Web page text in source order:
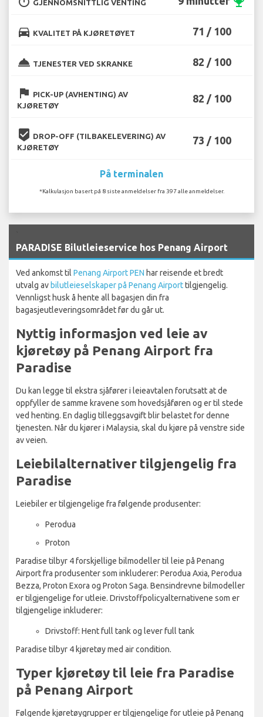
GJENNOMSNITTLIG VENTING
directions_car KVALITET PÅ KJØRETØYET 71 / 100
room_service TJENESTER VED SKRANKE 82 / 100
flag PICK-UP (AVHENTING) AV
KJØRETØY
82 / 100
beenhere DROP-OFF (TILBAKELEVERING) AV
KJØRETØY
73 / 100
På terminalen
*Kalkulasjon basert på 8 siste anmeldelser fra 397 alle anmeldelser.
PARADISE Bilutleieservice hos Penang Airport
Ved ankomst til Penang Airport PEN har reisende et bredt
utvalg avbilutleieselskaper på Penang Airporttilgjengelig.
Vennligst husk å hente all bagasjen din fra
bagasjeutleveringsområdet før du går ut.
Nyttig informasjon ved leie av
kjøretøy på Penang Airport fra
Paradise
Du kan legge til ekstra sjåfører i leieavtalen forutsatt at de
oppfyller de samme kravene som hovedsjåføren og er til stede
ved henting. En daglig tilleggsavgift blir belastet for denne
tjenesten. Når du kjører i Malaysia, skal du kjøre på venstre side
av veien.
Leiebilalternativer tilgjengelig fra
Paradise
Leiebiler er tilgjengelige fra følgende produsenter:
Perodua
Proton
Paradise tilbyr 4 forskjellige bilmodeller til leie på Penang
Airport fra produsenter som inkluderer: Perodua Axia, Perodua
Bezza, Proton Exora og Proton Saga. Bensindrevne bilmodeller
er tilgjengelige for utleie. Drivstoffpolicyalternativene som er
tilgjengelige inkluderer:
Drivstoff: Hent full tank og lever full tank
Paradise tilbyr 4 kjøretøy med air condition.
Typer kjøretøy til leie fra Paradise
på Penang Airport
Følgende kjøretøygrupper er tilgjengelige for utleie på Penang